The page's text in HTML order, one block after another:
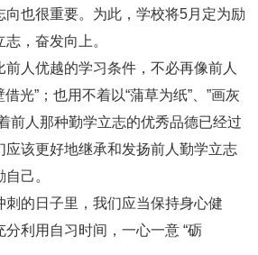
向也很重要。为此，学校将5月定为励
，奋发向上。
前人优越的学习条件，不必再像前人
借光”；也用不着以“蒲草为纸”、”画灰
前人那种勤学立志的优秀品德已经过
应该更好地继承和发扬前人勤学立志
己。
刺的日子里，我们应当保持身心健
利用自习时间，一心一意 “砺